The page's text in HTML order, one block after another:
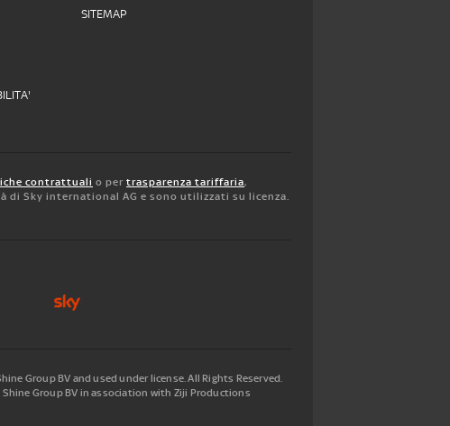
SITEMAP
contrattuali o per trasparenza tariffaria,
Sky international AG e sono utilizzati su licenza.
Group BV and used under license. All Rights Reserved.
Group BV in association with Ziji Productions